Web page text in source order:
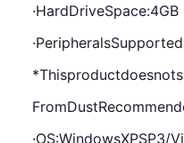
·HardDriveSpace:4GB
·OS:WindowsXPSP3/